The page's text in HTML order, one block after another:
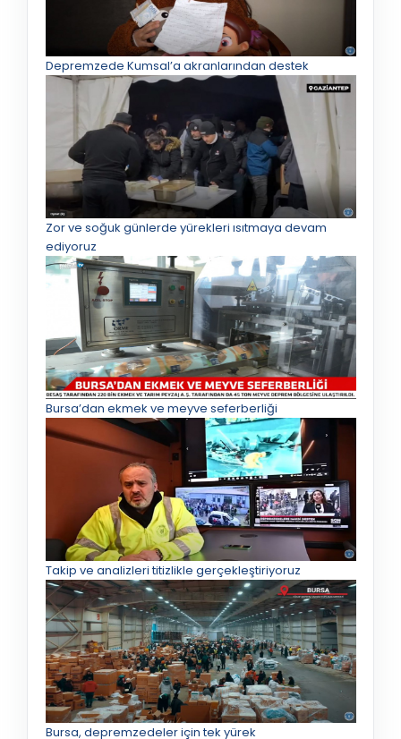
Depremzede Kumsal’a akranlarından destek
Zor ve soğuk günlerde yürekleri ısıtmaya devam
ediyoruz
Bursa’dan ekmek ve meyve seferberliği
Takip ve analizleri titizlikle gerçekleştiriyoruz
Bursa, depremzedeler için tek yürek